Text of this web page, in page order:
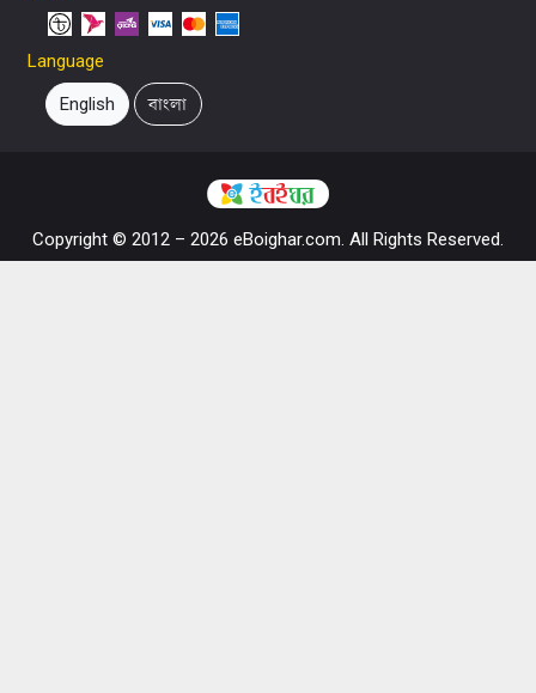
Language
English বাংলা
Copyright © 2012 – 2026 eBoighar.com. All Rights Reserved.